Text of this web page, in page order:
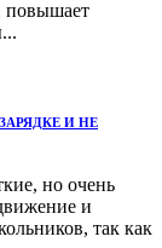
повышает
И НЕ
но очень
и
так как